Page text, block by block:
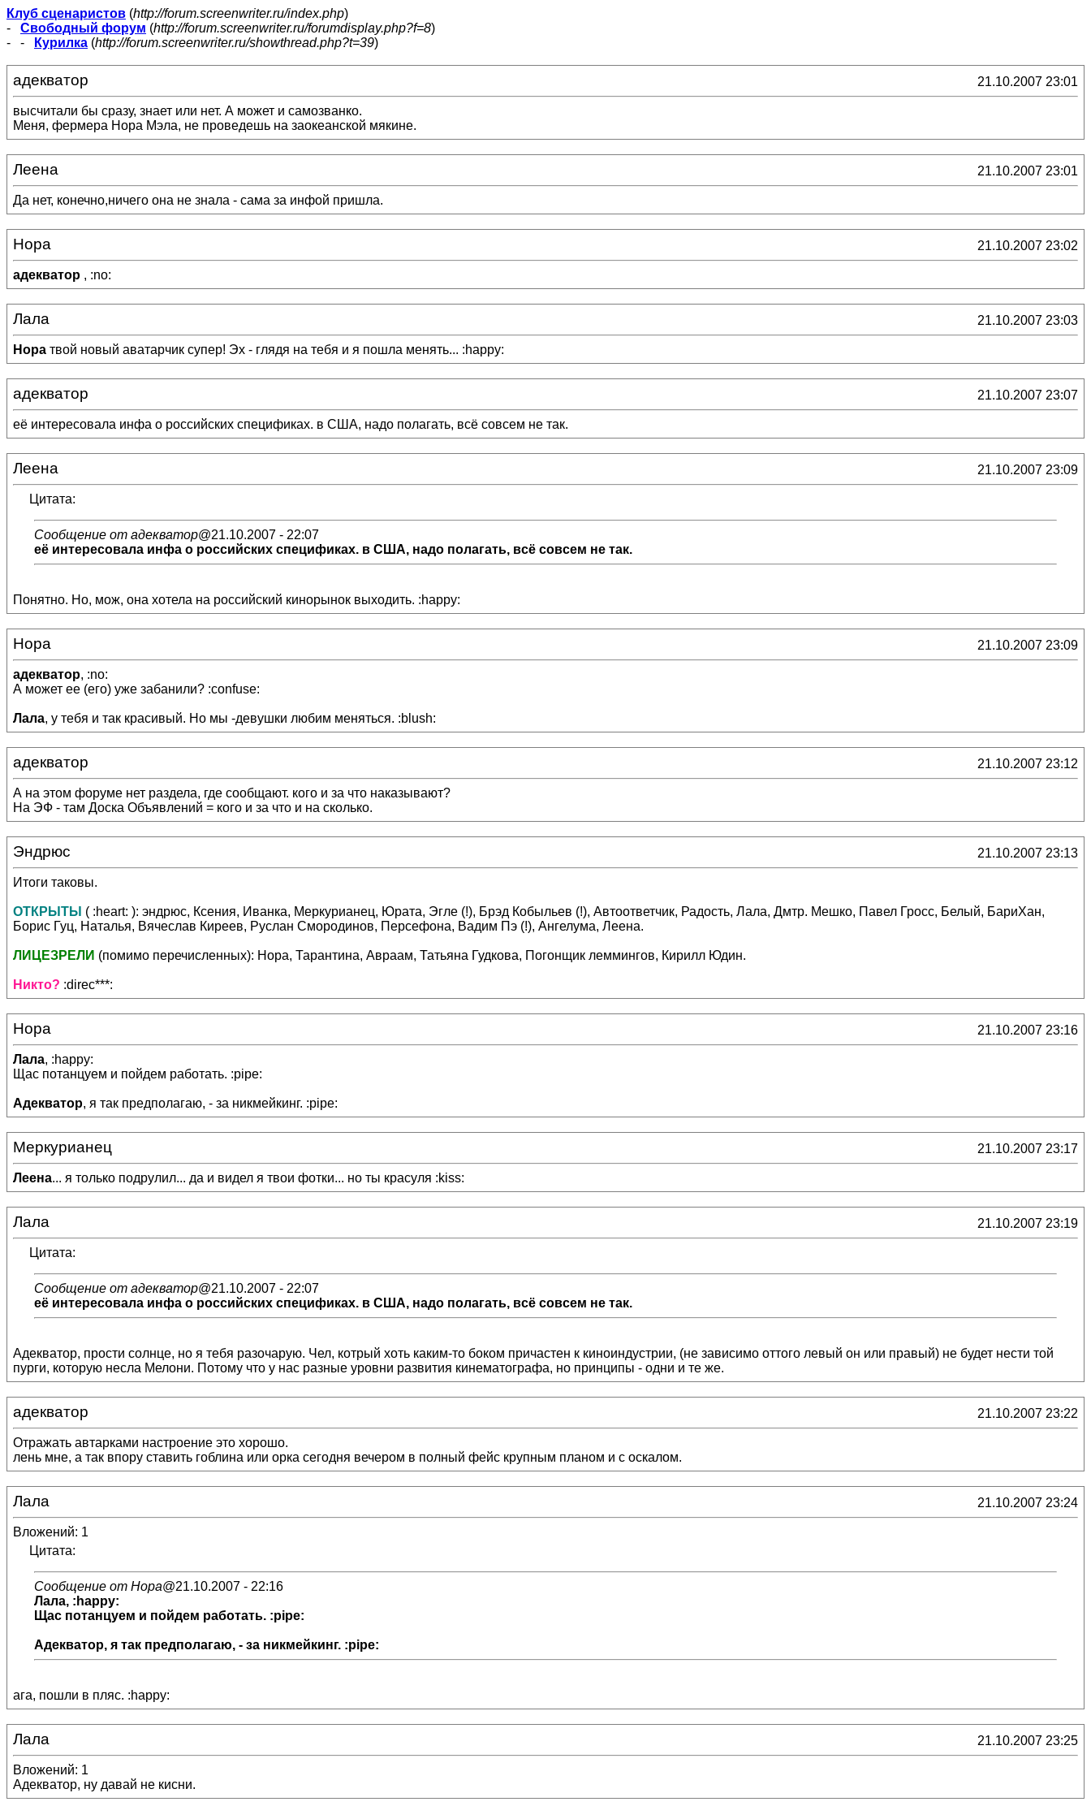
Клуб сценаристов (http://forum.screenwriter.ru/index.php)
- Свободный форум (http://forum.screenwriter.ru/forumdisplay.php?f=8)
- -
Курилка (http://forum.screenwriter.ru/showthread.php?t=39)
адекватор 21.10.2007 23:01
высчитали бы сразу, знает или нет. А может и самозванко.
Меня, фермера Нора Мэла, не проведешь на заокеанской мякине.
Леена 21.10.2007 23:01
Да нет, конечно,ничего она не знала - сама за инфой пришла.
Нора 21.10.2007 23:02
адекватор , :no:
Лала 21.10.2007 23:03
Нора твой новый аватарчик супер! Эх - глядя на тебя и я пошла менять... :happy:
адекватор 21.10.2007 23:07
её интересовала инфа о российских спецификах. в США, надо полагать, всё совсем не так.
Леена 21.10.2007 23:09
Цитата:
Сообщение от адекватор@21.10.2007 - 22:07
её интересовала инфа о российских спецификах. в США, надо полагать, всё совсем не так.
Понятно. Но, мож, она хотела на российский кинорынок выходить. :happy:
Нора 21.10.2007 23:09
адекватор, :no:
А может ее (его) уже забанили? :confuse:
Лала, у тебя и так красивый. Но мы -девушки любим меняться. :blush:
адекватор 21.10.2007 23:12
А на этом форуме нет раздела, где сообщают. кого и за что наказывают?
На ЭФ - там Доска Объявлений = кого и за что и на сколько.
Эндрюс 21.10.2007 23:13
Итоги таковы.
ОТКРЫТЫ ( :heart: ): эндрюс, Ксения, Иванка, Меркурианец, Юрата, Эгле (!), Брэд Кобыльев (!), Автоответчик, Радость, Лала, Дмтр. Мешко, Павел Гросс, Белый, БариХан,
Борис Гуц, Наталья, Вячеслав Киреев, Руслан Смородинов, Персефона, Вадим Пэ (!), Ангелума, Леена.
ЛИЦЕЗРЕЛИ (помимо перечисленных): Нора, Тарантина, Авраам, Татьяна Гудкова, Погонщик леммингов, Кирилл Юдин.
Никто? :direc***:
Нора 21.10.2007 23:16
Лала, :happy:
Щас потанцуем и пойдем работать. :pipe:
Адекватор, я так предполагаю, - за никмейкинг. :pipe:
Меркурианец 21.10.2007 23:17
Леена... я только подрулил... да и видел я твои фотки... но ты красуля :kiss:
Лала 21.10.2007 23:19
Цитата:
Сообщение от адекватор@21.10.2007 - 22:07
её интересовала инфа о российских спецификах. в США, надо полагать, всё совсем не так.
Адекватор, прости солнце, но я тебя разочарую. Чел, котрый хоть каким-то боком причастен к киноиндустрии, (не зависимо оттого левый он или правый) не будет нести той
пурги, которую несла Мелони. Потому что у нас разные уровни развития кинематографа, но принципы - одни и те же.
адекватор 21.10.2007 23:22
Отражать автарками настроение это хорошо.
лень мне, а так впору ставить гоблина или орка сегодня вечером в полный фейс крупным планом и с оскалом.
Лала 21.10.2007 23:24
Вложений: 1
Цитата:
Сообщение от Нора@21.10.2007 - 22:16
Лала, :happy:
Щас потанцуем и пойдем работать. :pipe:
Адекватор, я так предполагаю, - за никмейкинг. :pipe:
ага, пошли в пляс. :happy:
Лала 21.10.2007 23:25
Вложений: 1
Адекватор, ну давай не кисни.